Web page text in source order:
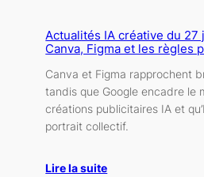
Actualités IA créative du 27
Canva, Figma et les règles
Canva et Figma rapprochent
tandis que Google encadre le
créations publicitaires IA et
portrait collectif.
Lire la suite